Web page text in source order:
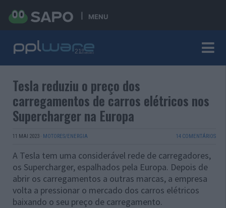
MENU
Tesla reduziu o preço dos
carregamentos de carros elétricos nos
Supercharger na Europa
11 MAI 2023 · MOTORES/ENERGIA 14 COMENTÁRIOS
A Tesla tem uma considerável rede de carregadores,
os Supercharger, espalhados pela Europa. Depois de
abrir os carregamentos a outras marcas, a empresa
volta a pressionar o mercado dos carros elétricos
baixando o seu preço de carregamento.